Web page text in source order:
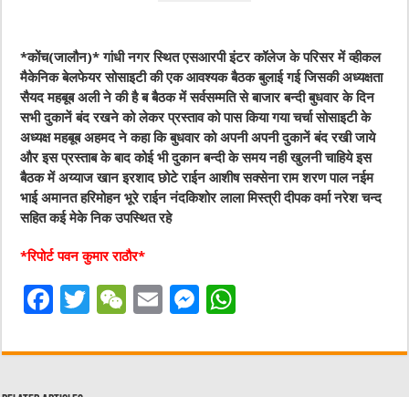
*कोंच(जालौन)* गांधी नगर स्थित एसआरपी इंटर कॉलेज के परिसर में व्हीकल
मैकेनिक बेलफेयर सोसाइटी की एक आवश्यक बैठक बुलाई गई जिसकी अध्यक्षता
सैयद महबूब अली ने की है ब बैठक में सर्वसम्मति से बाजार बन्दी बुधवार के दिन
सभी दुकानें बंद रखने को लेकर प्रस्ताव को पास किया गया चर्चा सोसाइटी के
अध्यक्ष महबूब अहमद ने कहा कि बुधवार को अपनी अपनी दुकानें बंद रखी जाये
और इस प्रस्ताब के बाद कोई भी दुकान बन्दी के समय नही खुलनी चाहिये इस
बैठक में अय्याज खान इरशाद छोटे राईन आशीष सक्सेना राम शरण पाल नईम
भाई अमानत हरिमोहन भूरे राईन नंदकिशोर लाला मिस्त्री दीपक वर्मा नरेश चन्द
सहित कई मेके निक उपस्थित रहे
*रिपोर्ट पवन कुमार राठौर*
F
c
e
T
it
W
C
E
ai
M
ss at